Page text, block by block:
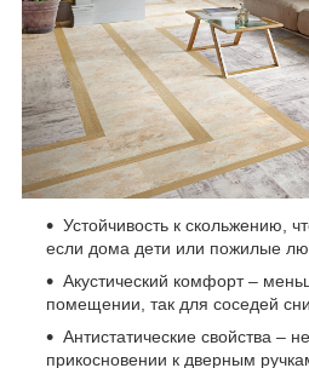
Устойчивость к скольжению,
если дома дети или пожилые
Акустический комфорт –
помещении, так для соседей
Антистатические свойства –
прикосновении к дверным